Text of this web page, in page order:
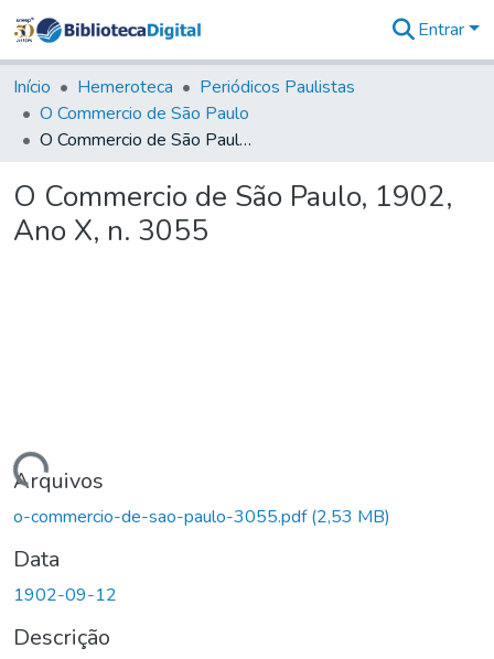
&
Coleções
Tudo na
Biblioteca
Estatísticas
Entrar
Início Hemeroteca
Periódicos Paulistas
O Commercio de São Paulo
O Commercio de São Paulo, 1902, Ano X, n. 3055
O Commercio de São Paulo, 1902,
Ano X, n. 3055
Arquivos
o-commercio-de-sao-paulo-3055.pdf(2,53 MB)
Data
1902-09-12
Descrição